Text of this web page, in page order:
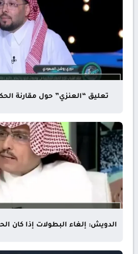
تعليق “العنزي” حول مقارنة
الدويش: إلغاء البطولات إذا كان